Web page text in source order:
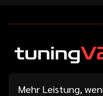
Mehr Leistung,